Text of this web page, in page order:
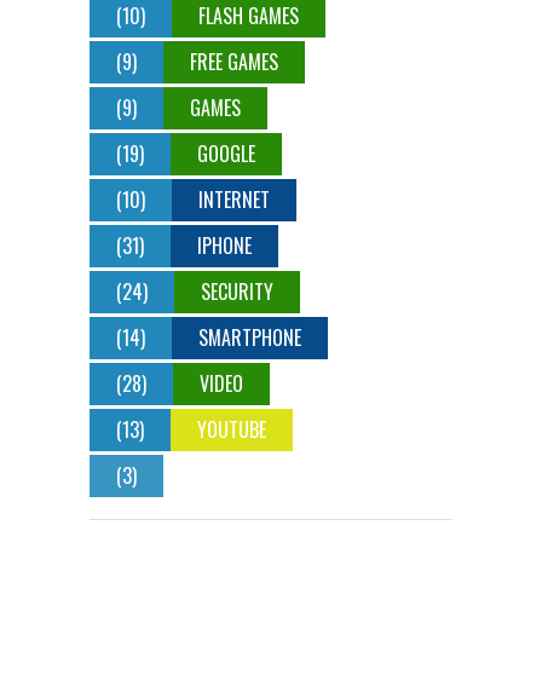
(10)
FLASH GAMES
(9)
FREE GAMES
(9)
GAMES
(19)
GOOGLE
(10)
INTERNET
(31)
IPHONE
(24)
SECURITY
(14)
SMARTPHONE
(28)
VIDEO
(13)
YOUTUBE
(3)